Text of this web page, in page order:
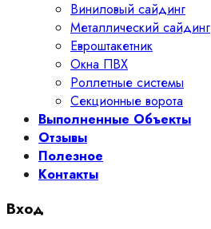
Виниловый сайдинг
Металлический сайдинг
Евроштакетник
Окна ПВХ
Роллетные системы
Секционные ворота
Выполненные Объекты
Отзывы
Полезное
Контакты
Вход